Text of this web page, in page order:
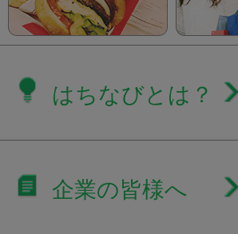
千
の
はちなびとは？
企業の皆様へ